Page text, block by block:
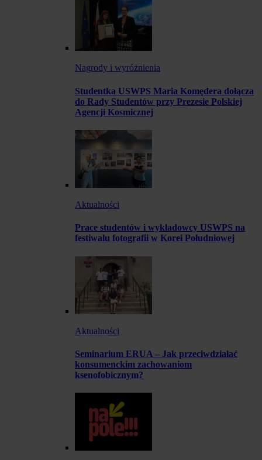
Nagrody i wyróżnienia
Studentka USWPS Maria Komędera dołącza
do Rady Studentów przy Prezesie Polskiej
Agencji Kosmicznej
Aktualności
Prace studentów i wykładowcy USWPS na
festiwalu fotografii w Korei Południowej
Aktualności
Seminarium ERUA – Jak przeciwdziałać
konsumenckim zachowaniom
ksenofobicznym?